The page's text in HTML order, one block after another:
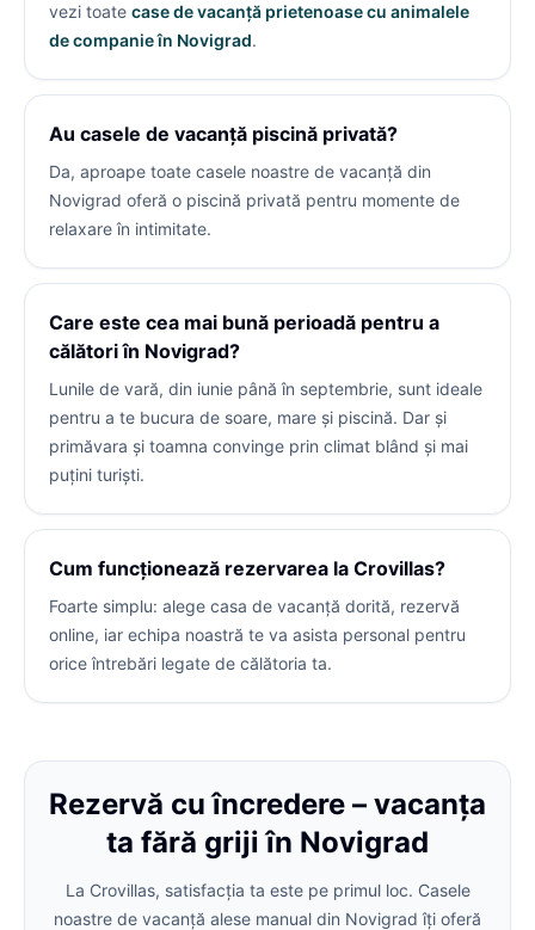
vezi toate case de vacanță prietenoase cu animalele
de companie în Novigrad.
Au casele de vacanță piscină privată?
Da, aproape toate casele noastre de vacanță din
Novigrad oferă o piscină privată pentru momente de
relaxare în intimitate.
Care este cea mai bună perioadă pentru a
călători în Novigrad?
Lunile de vară, din iunie până în septembrie, sunt ideale
pentru a te bucura de soare, mare și piscină. Dar și
primăvara și toamna convinge prin climat blând și mai
puțini turiști.
Cum funcționează rezervarea la Crovillas?
Foarte simplu: alege casa de vacanță dorită, rezervă
online, iar echipa noastră te va asista personal pentru
orice întrebări legate de călătoria ta.
Rezervă cu încredere – vacanța
ta fără griji în Novigrad
La Crovillas, satisfacția ta este pe primul loc. Casele
noastre de vacanță alese manual din Novigrad îți oferă